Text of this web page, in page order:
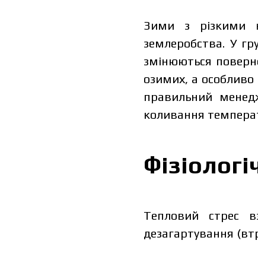
Зими з різкими
землеробства. У
змінюються
озимих, а
правильний
коливання
Тепловий стрес
дезагартування